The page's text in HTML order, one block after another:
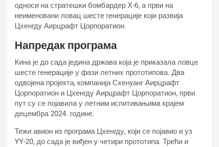
односи на стратешки бомбардер Х-6, а први на
неименовани ловац шесте генерације који развија
Цхенгду Аирцрафт Цорпоратион.
Напредак програма
Кина је до сада једина држава која је приказала ловце
шесте генерације у фази летних прототипова. Два
одвојена пројекта, компанија Схенyанг Аирцрафт
Цорпоратион и Цхенгду Аирцрафт Цорпоратион, први
пут су се појавила у летним испитивањима крајем
децембра 2024. године.
Тежи авион из програма Цхенгду, који се појавио и уз
YY-20, до сада је виђен у четири прототипа. Трећи и